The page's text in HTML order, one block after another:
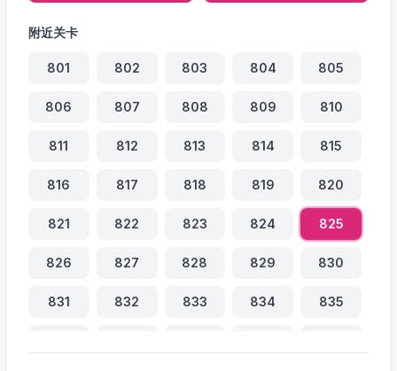
附近关卡
801 802 803 804 805
806 807 808 809 810
811 812 813 814 815
816 817 818 819 820
821 822 823 824 825
826 827 828 829 830
831 832 833 834 835